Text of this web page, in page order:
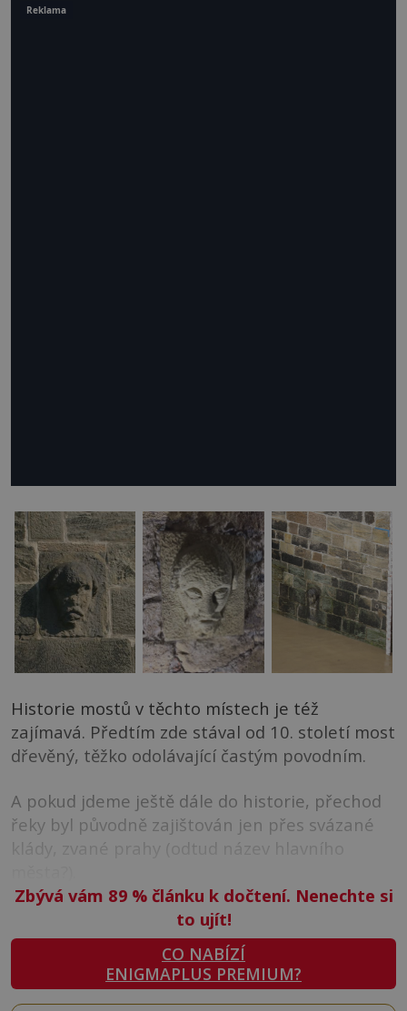
Historie mostů v těchto místech je též
zajímavá. Předtím zde stával od 10. století most
dřevěný, těžko odolávající častým povodním.
A pokud jdeme ještě dále do historie, přechod
řeky byl původně zajištován jen přes svázané
klády, zvané prahy (odtud název hlavního
Zbývá vám 89 %článku k dočtení. Nenechte si
to ujít!
CO NABÍZÍ
ENIGMAPLUS PREMIUM?
Reklama